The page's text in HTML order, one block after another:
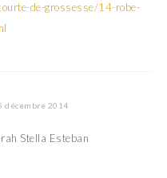
de-grossesse/14-robe-
décembre 2014
Stella Esteban